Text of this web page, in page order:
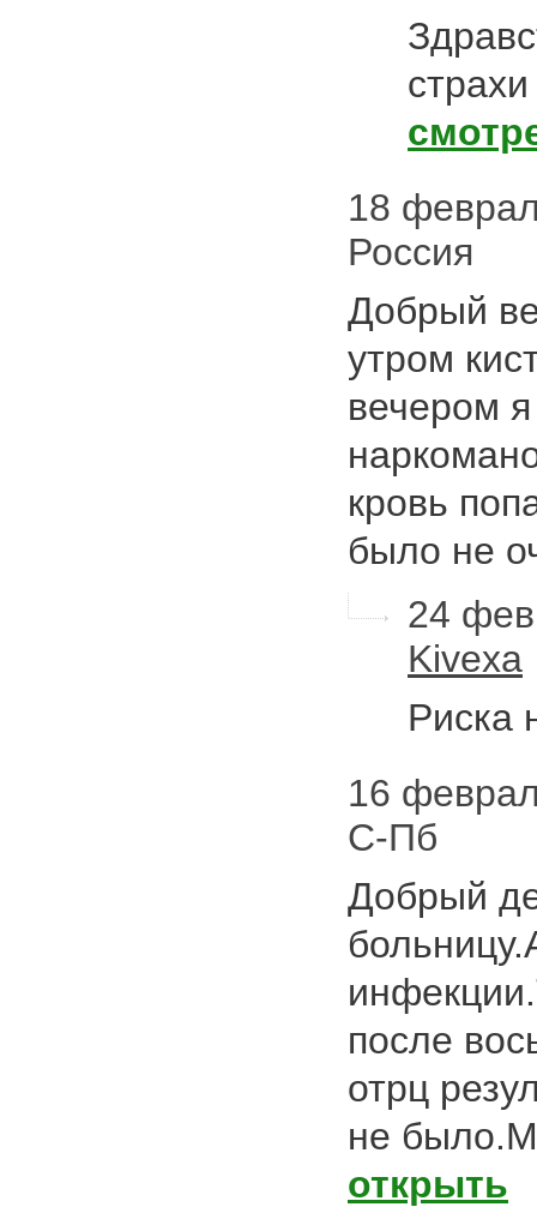
18
Россия
Добрый
утром
вечером
кровь
было не
24
Kivexa
Риска
16
С-Пб
Добрый
после
отрц
не
открыть